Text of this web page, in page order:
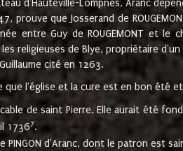
d'Hauteville-Lompnes, Aranc
prouve que Josserand de
entre Guy de ROUGEMONT et
les religieuses de Blye, propriétaire
cité en 1263.
l'église et la cure est en bon été
de saint Pierre. Elle aurait été
17367.
PINGON d'Aranc, dont le patron est